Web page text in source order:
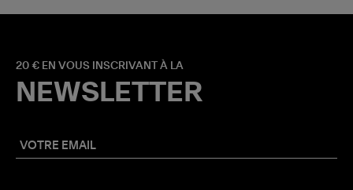
20 € EN VOUS INSCRIVANT À LA
NEWSLETTER